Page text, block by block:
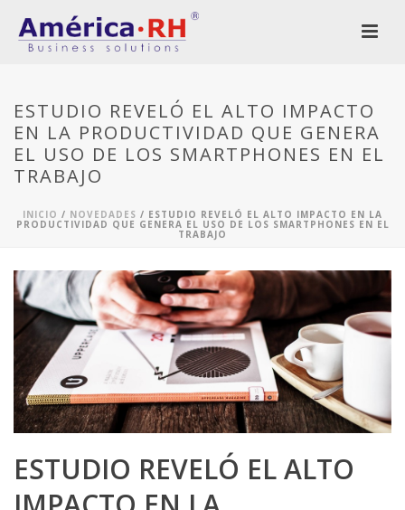
ESTUDIO REVELÓ EL ALTO IMPACTO
EN LA PRODUCTIVIDAD QUE GENERA
EL USO DE LOS SMARTPHONES EN EL
TRABAJO
INICIO / NOVEDADES / ESTUDIO REVELÓ EL ALTO IMPACTO EN LA
PRODUCTIVIDAD QUE GENERA EL USO DE LOS SMARTPHONES EN EL
TRABAJO
ESTUDIO REVELÓ EL ALTO